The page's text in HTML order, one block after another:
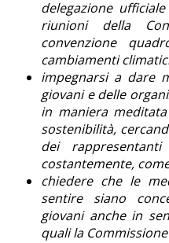
delegazione
riunioni della
convenzione
cambiamenti
impegnarsi a dare
giovani e delle
in maniera
sostenibilità,
dei
costantemente,
chiedere che le
sentire siano
giovani anche in
quali la